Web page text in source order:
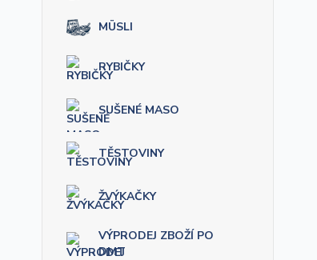
MÜSLI
RYBIČKY
SUŠENÉ MASO
TĚSTOVINY
ŽVÝKAČKY
VÝPRODEJ ZBOŽÍ PO
DMT